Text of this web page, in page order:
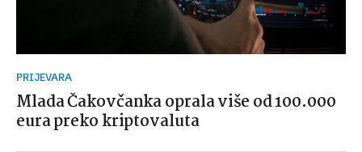
PRIJEVARA
Mlada Čakovčanka oprala više od 100.000
eura preko kriptovaluta